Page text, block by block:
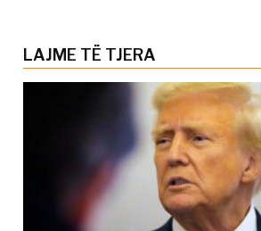
LAJME TË TJERA